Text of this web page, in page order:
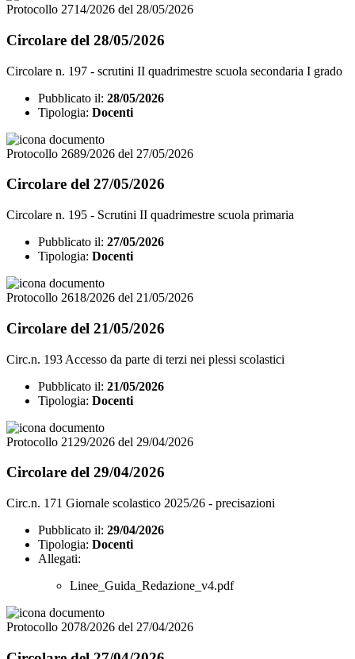
Protocollo 2714/2026 del 28/05/2026
Circolare del 28/05/2026
Circolare n. 197 - scrutini II quadrimestre scuola secondaria I grado
Pubblicato il: 28/05/2026
Tipologia: Docenti
Protocollo 2689/2026 del 27/05/2026
Circolare del 27/05/2026
Circolare n. 195 - Scrutini II quadrimestre scuola primaria
Pubblicato il: 27/05/2026
Tipologia: Docenti
Protocollo 2618/2026 del 21/05/2026
Circolare del 21/05/2026
Circ.n. 193 Accesso da parte di terzi nei plessi scolastici
Pubblicato il: 21/05/2026
Tipologia: Docenti
Protocollo 2129/2026 del 29/04/2026
Circolare del 29/04/2026
Circ.n. 171 Giornale scolastico 2025/26 - precisazioni
Pubblicato il: 29/04/2026
Tipologia: Docenti
Allegati:
Linee_Guida_Redazione_v4.pdf
Protocollo 2078/2026 del 27/04/2026